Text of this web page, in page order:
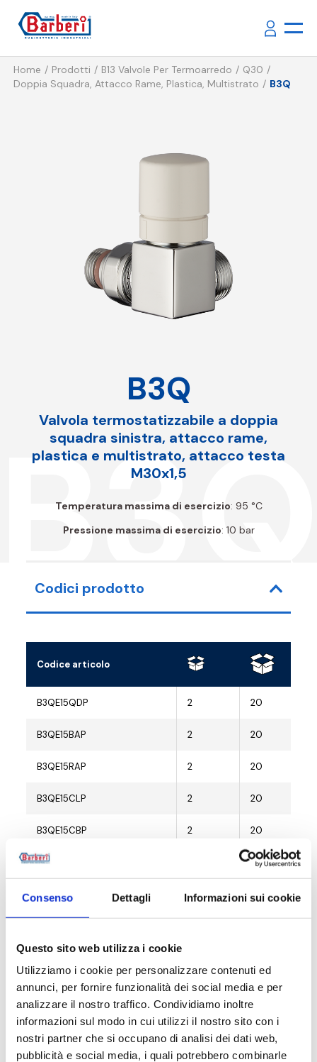
Consenso Dettagli Informazioni sui cookie
Questo sito web utilizza i cookie
Utilizziamo i cookie per personalizzare contenuti ed
annunci, per fornire funzionalità dei social media e per
analizzare il nostro traffico. Condividiamo inoltre
informazioni sul modo in cui utilizzi il nostro sito con i
nostri partner che si occupano di analisi dei dati web,
pubblicità e social media, i quali potrebbero combinarle
Home Prodotti B13 Valvole Per Termoarredo
Q30
Doppia Squadra, Attacco Rame, Plastica, Multistrato
B3Q
B3Q
Valvola termostatizzabile a doppia
squadra sinistra, attacco rame,
plastica e multistrato, attacco testa
M30x1,5
Temperatura massima di esercizio: 95 °C
Pressione massima di esercizio: 10 bar
Codici prodotto
Codice articolo
B3QE15QDP 2 20
B3QE15BAP 2 20
B3QE15RAP 2 20
B3QE15CLP 2 20
B3QE15CBP 2 20
B3QE15CSP 20
B3QE15NZP 2 20
Descrizione